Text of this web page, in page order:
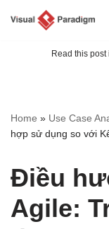
Read this post
Home » Use Case
hợp sử dụng so với
Điều
Agile: